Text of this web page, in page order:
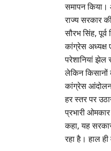
समापन
राज्य सरकार
सौरभ सिंह,
कांग्रेस अध्यक्ष
परेशानियां झेल
लेकिन किसानों
कांग्रेस आंदोलन
हर स्तर पर
प्रभारी
कहा, यह
रहा है। हाल